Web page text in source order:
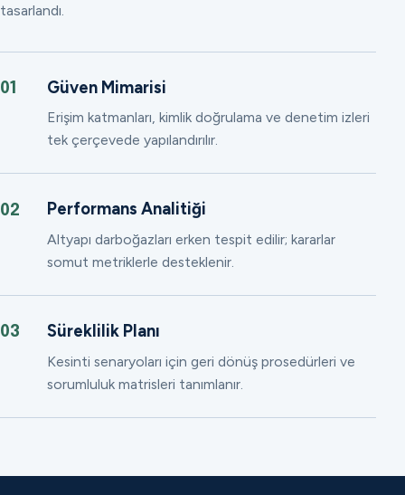
tasarlandı.
01 Güven Mimarisi
Erişim katmanları, kimlik doğrulama ve denetim izleri
tek çerçevede yapılandırılır.
02 Performans Analitiği
Altyapı darboğazları erken tespit edilir; kararlar
somut metriklerle desteklenir.
03 Süreklilik Planı
Kesinti senaryoları için geri dönüş prosedürleri ve
sorumluluk matrisleri tanımlanır.